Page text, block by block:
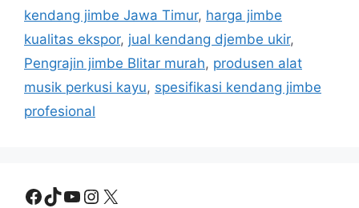
kendang jimbe Jawa Timur, harga jimbe
kualitas ekspor, jual kendang djembe ukir,
Pengrajin jimbe Blitar murah, produsen alat
musik perkusi kayu, spesifikasi kendang jimbe
profesional
Facebook
TikTok
YouTube
Instagram
X